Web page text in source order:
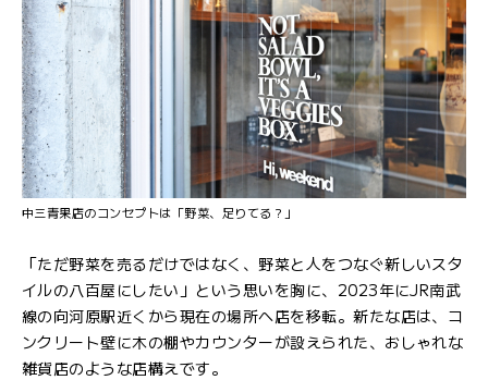
中三青果店のコンセプトは「野菜、足りてる？」
「ただ野菜を売るだけではなく、野菜と人をつなぐ新しいスタ
イルの八百屋にしたい」という思いを胸に、2023年にJR南武
線の向河原駅近くから現在の場所へ店を移転。新たな店は、コ
ンクリート壁に木の棚やカウンターが設えられた、おしゃれな
雑貨店のような店構えです。